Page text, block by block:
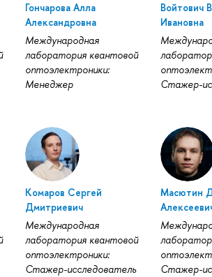
Гончарова Алла
Александровна
Международная
лаборатория квантовой
оптоэлектроники:
Менеджер
Войтович
Ивановна
Стажер-
Комаров Сергей
Дмитриевич
Международная
лаборатория квантовой
оптоэлектроники:
Стажер-исследователь
Масютин
Стажер-